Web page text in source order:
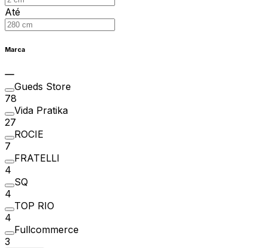
Até
Marca
Gueds Store
78
Vida Pratika
27
ROCIE
7
FRATELLI
4
SQ
4
TOP RIO
4
Fullcommerce
3